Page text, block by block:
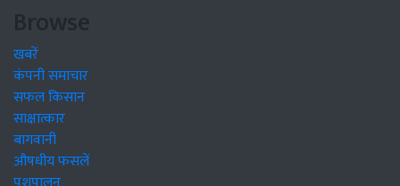
Browse
खबरें
कंपनी समाचार
सफल किसान
साक्षात्कार
बागवानी
औषधीय फसलें